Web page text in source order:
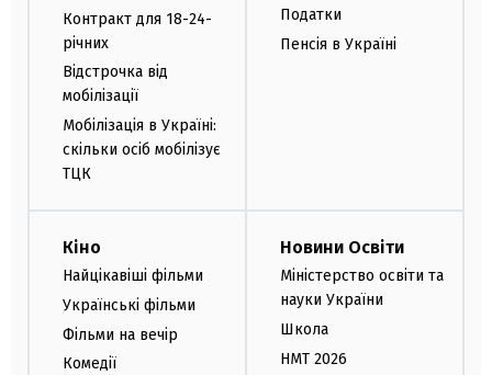
Контракт для 18-24-
річних
Відстрочка від
мобілізації
Мобілізація в Україні:
скільки осіб мобілізує
ТЦК
Податки
Пенсія в Україні
Кіно
Найцікавіші фільми
Українські фільми
Фільми на вечір
Комедії
Новини Освіти
Міністерство освіти та
науки України
Школа
НМТ 2026